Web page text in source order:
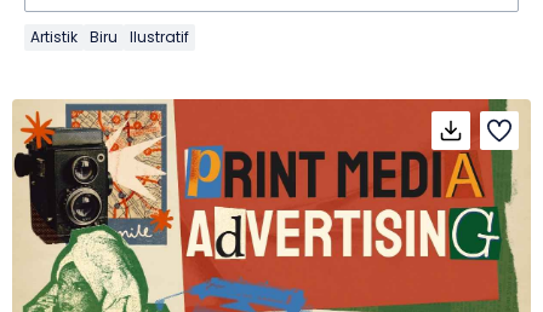
Artistik Biru Ilustratif